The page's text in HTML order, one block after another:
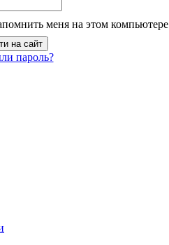
меня на этом компьютере
пароль?